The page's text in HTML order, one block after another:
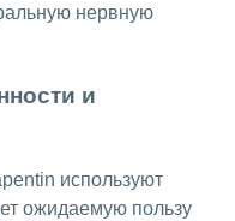
нервную
и
используют
ожидаемую пользу